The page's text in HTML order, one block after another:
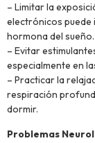
– Limitar la
electrónicos puede
hormona del sueño.
– Evitar
especialmente en
– Practicar la
respiración
dormir.
Problemas